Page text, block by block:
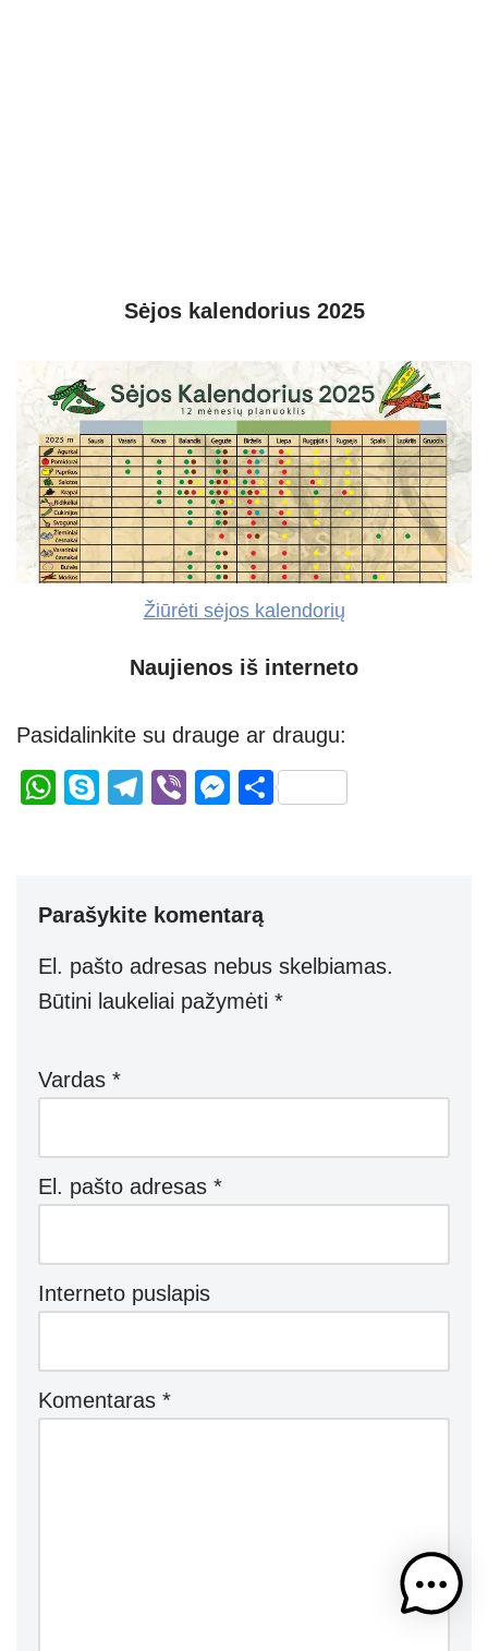
Sėjos kalendorius 2025
Žiūrėti sėjos kalendorių
Naujienos iš interneto
Pasidalinkite su drauge ar draugu:
W
A
p
p
S
T
a
m
Vi
M
n
g
er
S
Parašykite komentarą
El. pašto adresas nebus skelbiamas.
Būtini laukeliai pažymėti *
Vardas *
El. pašto adresas *
Interneto puslapis
Komentaras *